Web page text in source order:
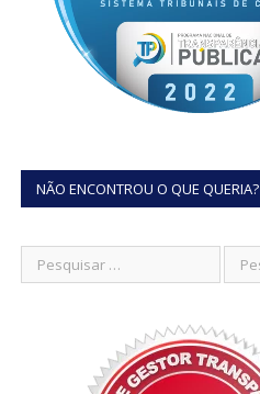
NÃO ENCONTROU O QUE QUERIA?